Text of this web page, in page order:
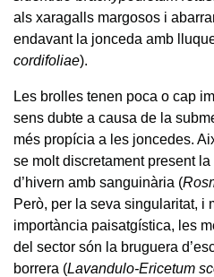
als xaragalls margosos i
endavant la jonceda amb
cordifoliae).
Les brolles tenen poca o cap
sens dubte a causa de la
més propícia a les joncedes.
se molt discretament present
d’hivern amb sanguinària (
Però, per la seva singularitat, i
importància paisatgística, les
del sector són la bruguera
borrera (Lavandulo-Ericetum